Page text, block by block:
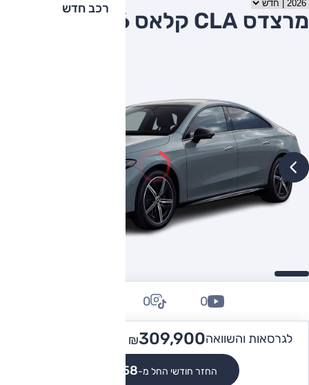
רכב חדש
מרצדס CLA קלאס 2026
לגרסאות והשוואה ₪309,900 -
החזר חודשי החל מ-₪2,858
0
0